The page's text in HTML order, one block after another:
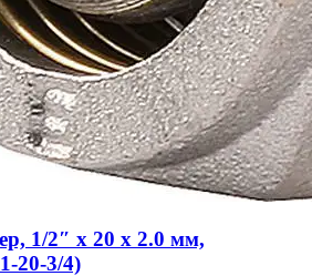
1/2″ х 20 х 2.0 мм,
20-3/4)